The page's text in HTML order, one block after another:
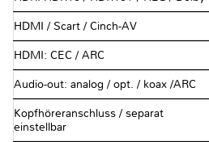
HDMI / Scart / Cinch-AV
HDMI: CEC / ARC
Audio-out: analog / opt. / koax /ARC
Kopfhöreranschluss / separat
einstellbar